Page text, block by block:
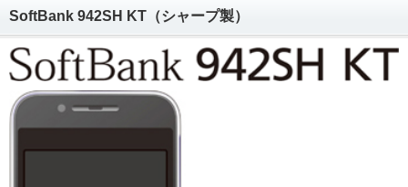
SoftBank 942SH KT（シャープ製）